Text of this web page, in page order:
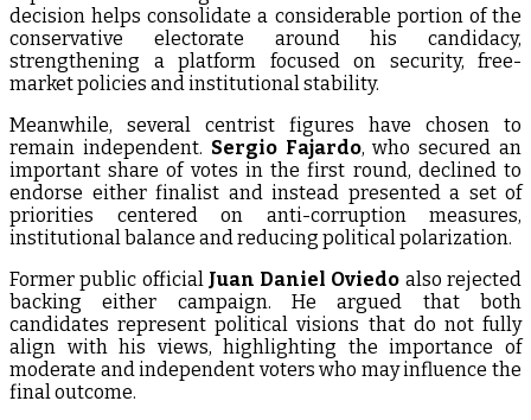
decision helps consolidate a considerable portion of the
conservative electorate around his candidacy,
strengthening a platform focused on security, free-
market policies and institutional stability.
Meanwhile, several centrist figures have chosen to
remain independent. Sergio Fajardo, who secured an
important share of votes in the first round, declined to
endorse either finalist and instead presented a set of
priorities centered on anti-corruption measures,
institutional balance and reducing political polarization.
Former public official Juan Daniel Oviedo also rejected
backing either campaign. He argued that both
candidates represent political visions that do not fully
align with his views, highlighting the importance of
moderate and independent voters who may influence the
final outcome.